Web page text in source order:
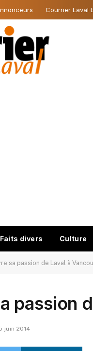
Courrier Laval
Faits divers Culture
sa passion de Laval à
passion
juin 2014